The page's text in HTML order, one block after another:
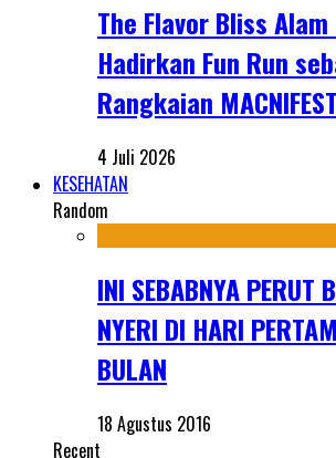
The Flavor Bliss
Hadirkan Fun Run
Rangkaian
4 Juli 2026
KESEHATAN
Random
INI SEBABNYA PERUT
NYERI DI HARI
BULAN
18 Agustus 2016
Recent